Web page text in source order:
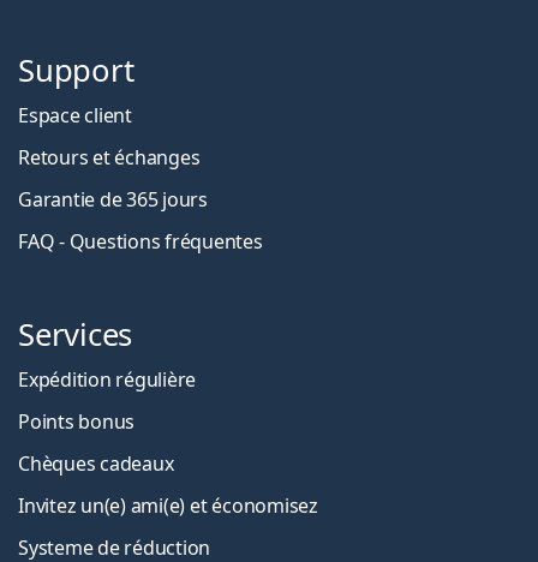
Support
Espace client
Retours et échanges
Garantie de 365 jours
FAQ - Questions fréquentes
Services
Expédition régulière
Points bonus
Chèques cadeaux
Invitez un(e) ami(e) et économisez
Systeme de réduction